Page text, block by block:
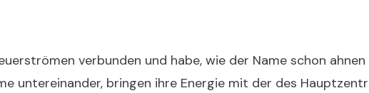
verbunden und habe, wie der Name schon
untereinander, bringen ihre Energie mit der des